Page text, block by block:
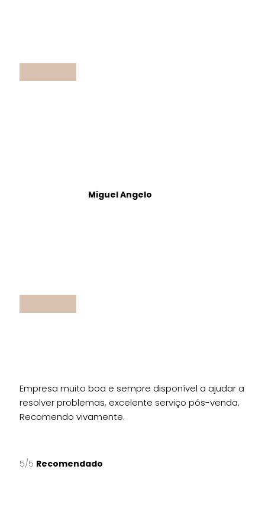
Miguel Angelo
Empresa muito boa e sempre disponível a ajudar a
resolver problemas, excelente serviço pós-venda.
Recomendo vivamente.
5/5 Recomendado